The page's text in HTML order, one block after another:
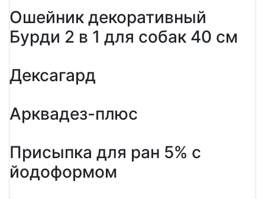
Ошейник декоративный
Бурди 2 в 1 для собак 40 см
Дексагард
Арквадез-плюс
Присыпка для ран 5% с
йодоформом